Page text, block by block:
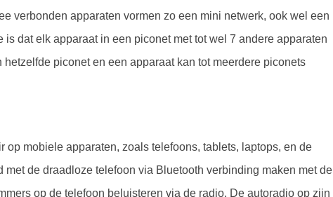
verbonden apparaten vormen zo een mini netwerk, ook wel een
is dat elk apparaat in een piconet met tot wel 7 andere apparaten
piconet en een apparaat kan tot meerdere piconets
op mobiele apparaten, zoals telefoons, tablets, laptops, en de
met de draadloze telefoon via Bluetooth verbinding maken met de
op de telefoon beluisteren via de radio. De autoradio op zijn